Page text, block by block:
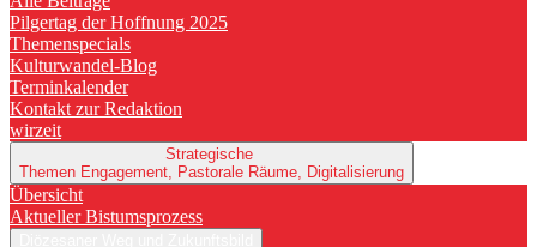
Pilgertag der Hoffnung 2025
Themenspecials
Kulturwandel-Blog
Terminkalender
Kontakt zur Redaktion
wirzeit
Strategische
Themen Engagement, Pastorale Räume, Digitalisierung
Übersicht
Aktueller Bistumsprozess